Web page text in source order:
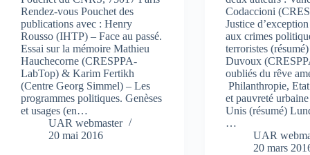
Rendez-vous Pouchet des
publications avec : Henry
Rousso (IHTP) – Face au passé.
Essai sur la mémoire Mathieu
Hauchecorne (CRESPPA-
LabTop) & Karim Fertikh
(Centre Georg Simmel) – Les
programmes politiques. Genèses
et usages (en…
UAR webmaster
20 mai 2016
Codaccioni
Justice
aux crimes
terroristes
Duvoux
oubliés du rêve
Philanthropie, Etat
et pauvreté
Unis (résumé)
…
UAR
20 mars